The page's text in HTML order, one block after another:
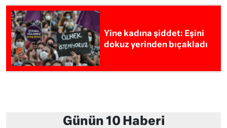
Yine kadına şiddet: Eşini
dokuz yerinden bıçakladı
Günün 10 Haberi